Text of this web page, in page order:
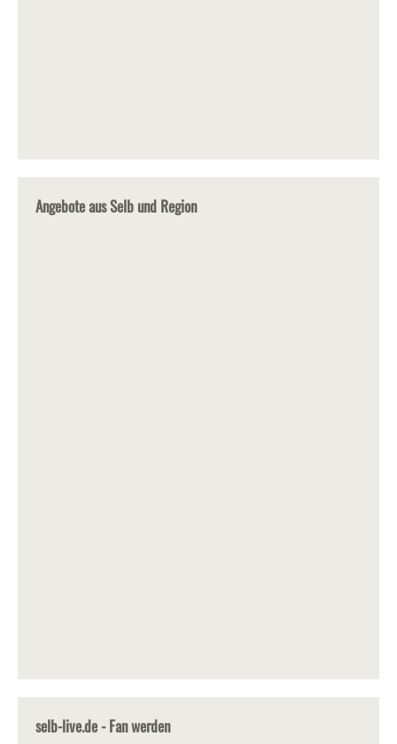
Angebote aus Selb und Region
selb-live.de - Fan werden